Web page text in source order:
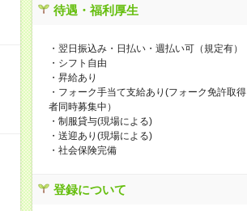
待遇・福利厚生
・翌日振込み・日払い・週払い可（規定有）
・シフト自由
・昇給あり
・フォーク手当て支給あり(フォーク免許取得
者同時募集中）
・制服貸与(現場による)
・送迎あり(現場による)
・社会保険完備
登録について